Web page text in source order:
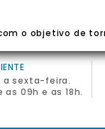
a sexta-feira.
09h e as 18h.
o objetivo de